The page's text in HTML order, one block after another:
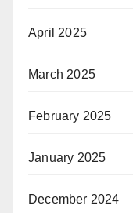
April 2025
March 2025
February 2025
January 2025
December 2024